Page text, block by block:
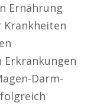
Ernährung
Krankheiten
Erkrankungen
Darm-